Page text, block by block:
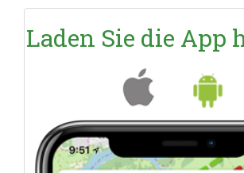
Laden Sie die App